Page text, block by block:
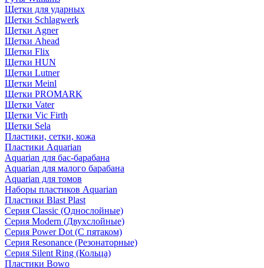
Щетки для ударных
Щетки Schlagwerk
Щетки Agner
Щетки Ahead
Щетки Flix
Щетки HUN
Щетки Lutner
Щетки Meinl
Щетки PROMARK
Щетки Vater
Щетки Vic Firth
Щетки Sela
Пластики, сетки, кожа
Пластики Aquarian
Aquarian для бас-барабана
Aquarian для малого барабана
Aquarian для томов
Наборы пластиков Aquarian
Пластики Blast Plast
Серия Classic (Однослойные)
Серия Modern (Двухслойные)
Серия Power Dot (С пятаком)
Серия Resonance (Резонаторные)
Серия Silent Ring (Кольца)
Пластики Bowo